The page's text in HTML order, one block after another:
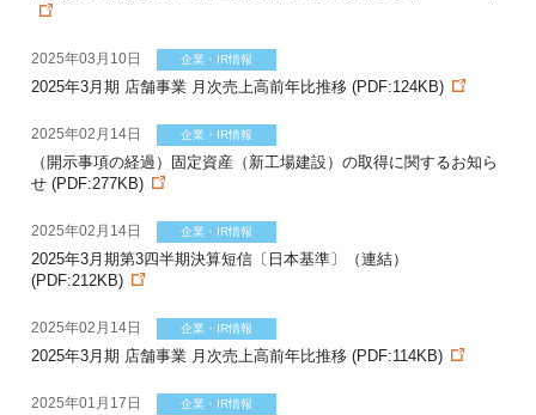
2025年03月10日 企業・IR情報
2025年3月期 店舗事業 月次売上高前年比推移 (PDF:124KB)
2025年02月14日 企業・IR情報
（開示事項の経過）固定資産（新工場建設）の取得に関するお知ら
せ (PDF:277KB)
2025年02月14日 企業・IR情報
2025年3月期第3四半期決算短信〔日本基準〕（連結）
(PDF:212KB)
2025年02月14日 企業・IR情報
2025年3月期 店舗事業 月次売上高前年比推移 (PDF:114KB)
2025年01月17日 企業・IR情報